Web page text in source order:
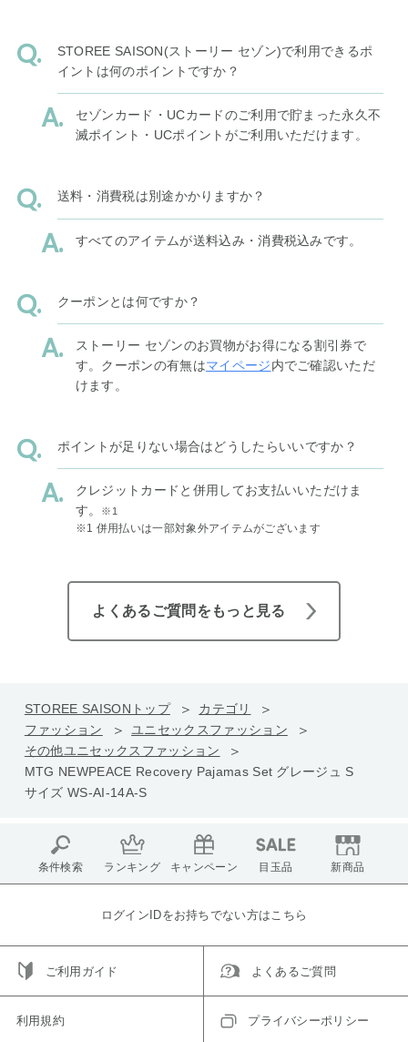
STOREE SAISON(ストーリー セゾン)で利用できるポ
イントは何のポイントですか？
セゾンカード・UCカードのご利用で貯まった永久不
滅ポイント・UCポイントがご利用いただけます。
送料・消費税は別途かかりますか？
すべてのアイテムが送料込み・消費税込みです。
クーポンとは何ですか？
ストーリー セゾンのお買物がお得になる割引券で
す。クーポンの有無はマイページ内でご確認いただ
けます。
ポイントが足りない場合はどうしたらいいですか？
クレジットカードと併用してお支払いいただけま
す。
※1
※1 併用払いは一部対象外アイテムがございます
よくあるご質問をもっと見る
STOREE SAISONトップ
カテゴリ
ファッション
ユニセックスファッション
その他ユニセックスファッション
MTG NEWPEACE Recovery Pajamas Set グレージュ S
サイズ WS-AI-14A-S
条件検索 ランキング キャンペーン 目玉品 新商品
ログインIDをお持ちでない方はこちら
ご利用ガイド よくあるご質問
利用規約 プライバシーポリシー